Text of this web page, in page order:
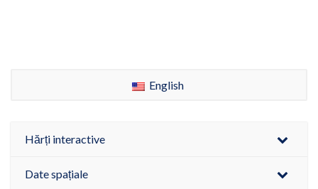
English
Hărți interactive
Date spațiale